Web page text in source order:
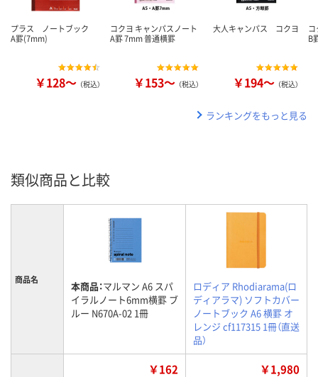
プラス ノートブック
A罫(7mm)
￥128～ （税込）
コクヨ キャンパスノート
A罫 7mm 普通横罫
￥153～ （税込）
大人キャンパス コクヨ
￥194～ （税込）
B
ランキングをもっと見る
類似商品と比較
商品名 本商品：マルマン A6 スパ
イラルノート6mm横罫 ブ
ルー N670A-02 1冊
ロディア Rhodiarama(ロ
ディアラマ) ソフトカバー
ノートブック A6 横罫 オ
レンジ cf117315 1冊（直送
品）
￥162 ￥1,980